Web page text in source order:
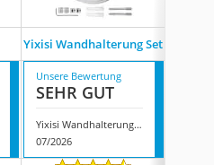
Yixisi Wandhalterung Set
Unsere Bewertung
SEHR GUT
Yixisi Wandhalterung Set
07/2026